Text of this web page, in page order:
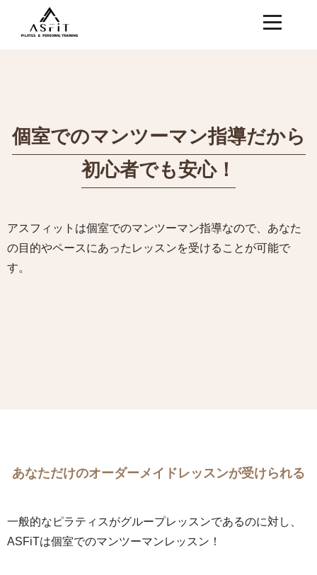
個室でのマンツーマン指導だから
初心者でも安心！
アスフィットは個室でのマンツーマン指導なので、あなた
の目的やペースにあったレッスンを受けることが可能で
す。
あなただけのオーダーメイドレッスンが受けられる
一般的なピラティスがグループレッスンであるのに対し、
ASFiTは個室でのマンツーマンレッスン！